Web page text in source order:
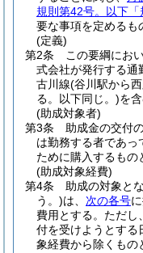
規則第42号。以下
要な事項を定めるも
(定義)
第2条
この要綱にお
式会社が発行する通
古川線(谷川駅から
る。以下同じ。)を
(助成対象者)
第3条
助成金の交付
は勤務する者であっ
ために購入するもの
(助成対象経費)
第4条
助成の対象と
う。)は、 次の各号
費用とする。 ただし
付を受けようとする
象経費から除くもの